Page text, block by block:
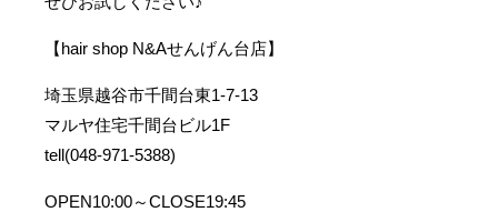
【hair shop N&Aせんげん台店】
埼玉県越谷市千間台東1-7-13
マルヤ住宅千間台ビル1F
tell(048-971-5388)
OPEN10:00～CLOSE19:45